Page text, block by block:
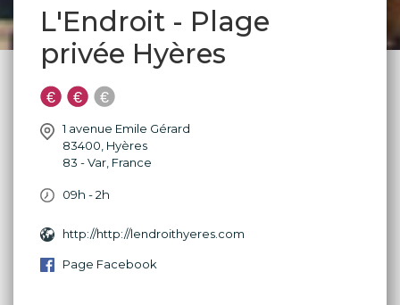
L'Endroit - Plage
privée Hyères
1 avenue Emile Gérard
83400 Hyères
83 - Var France
09h - 2h
http://http://lendroithyeres.com
Page Facebook